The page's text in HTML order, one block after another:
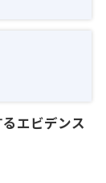
エビデンス